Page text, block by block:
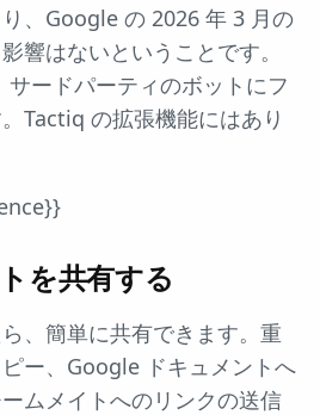
、Google の 2026 年 3 月の
響はないということです。
ードパーティのボットにフ
Tactiq の拡張機能にはあり
を共有する
、簡単に共有できます。重
ー、Google ドキュメントへ
ムメイトへのリンクの送信